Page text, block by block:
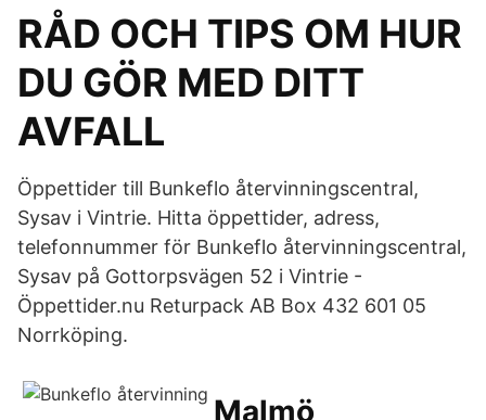
RÅD OCH TIPS OM HUR
DU GÖR MED DITT
AVFALL
Öppettider till Bunkeflo återvinningscentral,
Sysav i Vintrie. Hitta öppettider, adress,
telefonnummer för Bunkeflo återvinningscentral,
Sysav på Gottorpsvägen 52 i Vintrie -
Öppettider.nu Returpack AB Box 432 601 05
Norrköping.
Malmö